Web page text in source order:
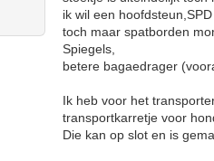
ik wil een
toch maar spatborden
Spiegels,
betere bagaedrager
Ik heb voor het
transportkarretje voor
Die kan op slot en is